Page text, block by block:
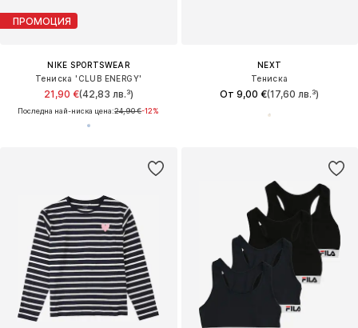
ПРОМОЦИЯ
NIKE SPORTSWEAR
Тениска 'CLUB ENERGY'
21,90 €(42,83 лв.³)
Последна най-ниска цена:24,90 €-12%
NEXT
Тениска
От 9,00 €(17,60 лв.³)